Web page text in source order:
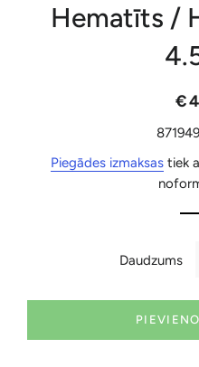
Hematīts /
Piegādes izmaksas tiek
Daudzums